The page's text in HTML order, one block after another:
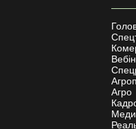
Агро